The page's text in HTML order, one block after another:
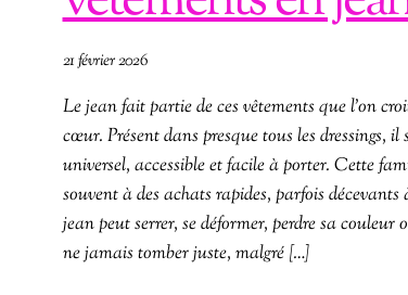
21 février 2026
Le jean fait partie de ces vêtements que l’on
cœur. Présent dans presque tous les dressings, il
universel, accessible et facile à porter. Cette
souvent à des achats rapides, parfois décevants
jean peut serrer, se déformer, perdre sa couleur
ne jamais tomber juste, malgré […]